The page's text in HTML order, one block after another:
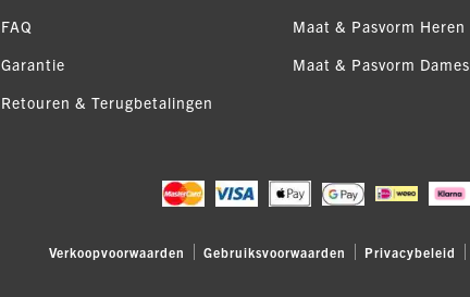
FAQ
Garantie
Retouren & Terugbetalingen
Maat & Pasvorm Heren
Maat & Pasvorm Dames
Verkoopvoorwaarden Gebruiksvoorwaarden Privacybeleid